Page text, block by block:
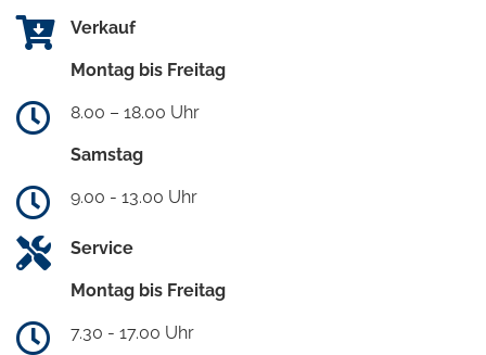
Verkauf
Montag bis Freitag
8.00 – 18.00 Uhr
Samstag
9.00 - 13.00 Uhr
Service
Montag bis Freitag
7.30 - 17.00 Uhr